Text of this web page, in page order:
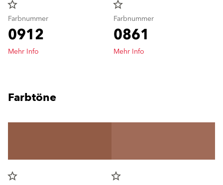
star_border
Farbnummer
0912
Mehr Info
star_border
Farbnummer
0861
Mehr Info
Farbtöne
star_border
star_border